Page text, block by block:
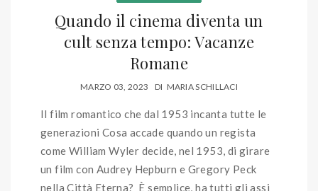
Quando il cinema diventa un
cult senza tempo: Vacanze
Romane
MARZO 03, 2023 DI MARIA SCHILLACI
Il film romantico che dal 1953 incanta tutte le
generazioni Cosa accade quando un regista
come William Wyler decide, nel 1953, di girare
un film con Audrey Hepburn e Gregory Peck
nella Città Eterna? È semplice, ha tutti gli assi